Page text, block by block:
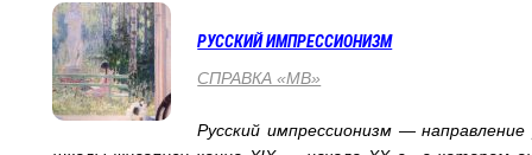
РУССКИЙ ИМПРЕССИОНИЗМ
СПРАВКА «МВ»
Русский импрессионизм — направление